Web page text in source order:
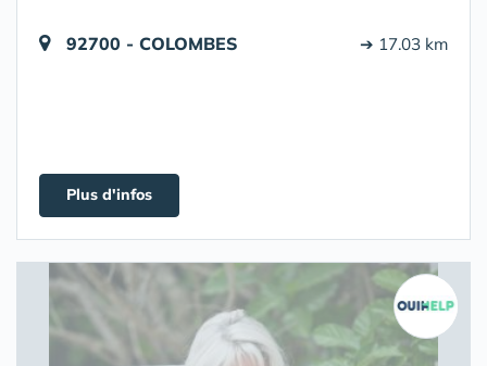
92700 - COLOMBES ➔ 17.03 km
Plus d'infos